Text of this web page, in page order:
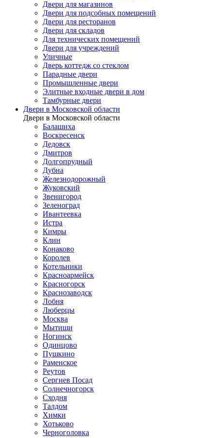
Двери для магазинов
Двери для подсобных помещений
Двери для ресторанов
Двери для складов
Для технических помещений
Двери для учреждений
Уличные
Дверь коттедж со стеклом
Парадные двери
Промышленные двери
Элитные входные двери в дом
Тамбурные двери
Двери в Московской области
Двери в Московской области
Балашиха
Воскресенск
Дедовск
Дмитров
Долгопрудный
Дубна
Железнодорожный
Жуковский
Звенигород
Зеленоград
Ивантеевка
Истра
Кимры
Клин
Конаково
Королев
Котельники
Красноармейск
Красногорск
Краснозаводск
Лобня
Люберцы
Москва
Мытищи
Ногинск
Одинцово
Пушкино
Раменское
Реутов
Сергиев Посад
Солнечногорск
Сходня
Талдом
Химки
Хотьково
Черноголовка